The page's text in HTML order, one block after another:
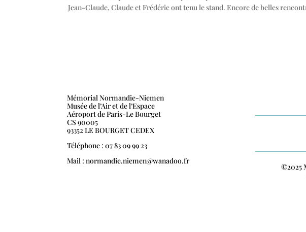
Jean-Claude, Claude et Frédéric ont tenu le stand. Encore de belles
Mémorial Normandie-Niemen
Musée de l’Air et de l’Espace
Aéroport de Paris-Le Bourget
CS 90005
93352 LE BOURGET CEDEX
Téléphone : 07 83 09 99 23
Mail : normandie.niemen@wanadoo.fr
©2025